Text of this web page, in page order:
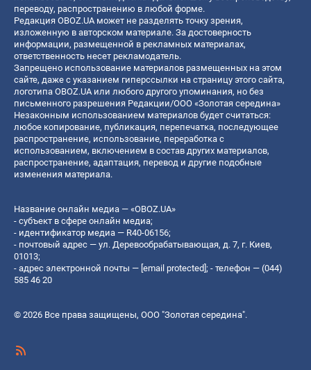
переводу, распространению в любой форме.
Редакция OBOZ.UA может не разделять точку зрения,
изложенную в авторском материале. За достоверность
информации, размещенной в рекламных материалах,
ответственность несет рекламодатель.
Запрещено использование материалов размещенных на этом
сайте, даже с указанием гиперссылки на страницу этого сайта,
логотипа OBOZ.UA или любого другого упоминания, но без
письменного разрешения Редакции/ООО «Золотая середина»
Незаконным использованием материалов будет считаться:
любое копирование, публикация, перепечатка, последующее
распространение, использование, переработка с
использованием, включением в состав других материалов,
распространение, адаптация, перевод и другие подобные
изменения материала.
Название онлайн медиа — «OBOZ.UA»
- субъект в сфере онлайн медиа;
- идентификатор медиа — R40-06156;
- почтовый адрес — ул. Деревообрабатывающая, д. 7, г. Киев,
01013;
- адрес электронной почты — [email protected]; - телефон — (044)
585 46 20
© 2026 Все права защищены, ООО "Золотая середина".